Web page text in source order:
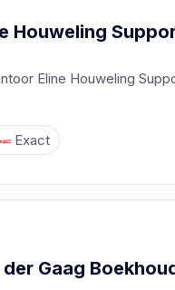
Houweling
Eline Houweling
Exact
der Gaag